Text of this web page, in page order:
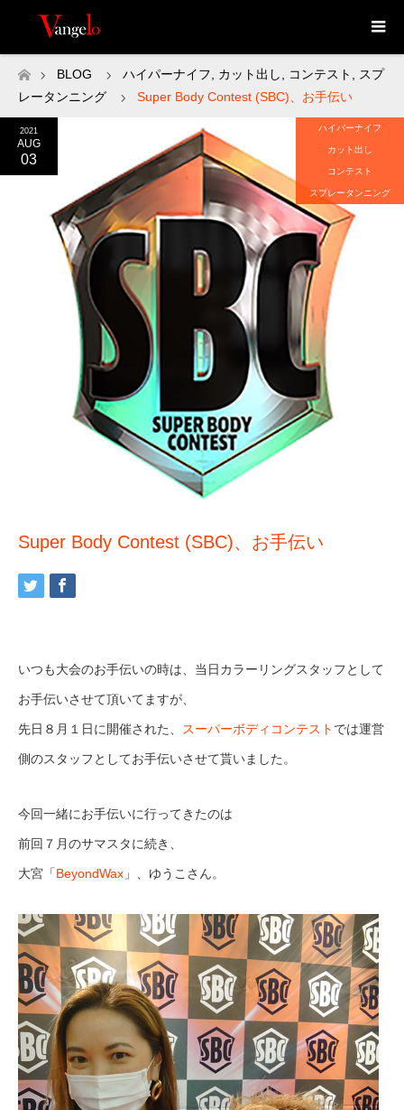
BLOG ハイパーナイフ カット出し コンテスト
スプ
レータンニング
Super Body Contest (SBC)、お手伝い
2021
AUG
03
ハイパーナイフ
カット出し
コンテスト
スプレータンニング
Super Body Contest (SBC)、お手伝い
いつも大会のお手伝いの時は、当日カラーリングスタッフとして
お手伝いさせて頂いてますが、
先日８月１日に開催された、 スーパーボディコンテスト では運営
側のスタッフとしてお手伝いさせて貰いました。
今回一緒にお手伝いに行ってきたのは
前回７月のサマスタに続き、
大宮「BeyondWax 」、ゆうこさん。